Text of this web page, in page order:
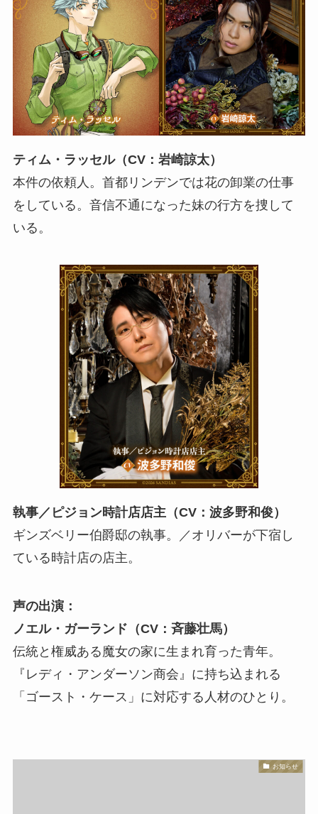
ティム・ラッセル（CV：岩崎諒太）
本件の依頼人。首都リンデンでは花の卸業の仕事
をしている。音信不通になった妹の行方を捜して
いる。
執事／ピジョン時計店店主（CV：波多野和俊）
ギンズベリー伯爵邸の執事。／オリバーが下宿し
ている時計店の店主。
声の出演：
ノエル・ガーランド（CV：斉藤壮馬）
伝統と権威ある魔女の家に生まれ育った青年。
『レディ・アンダーソン商会』に持ち込まれる
「ゴースト・ケース」に対応する人材のひとり。
お知らせ